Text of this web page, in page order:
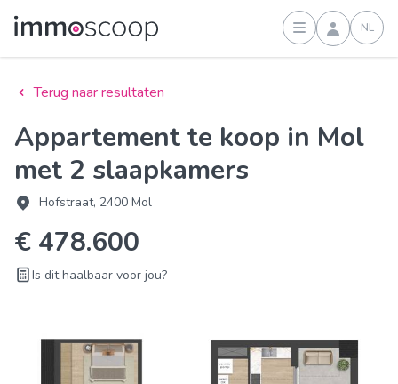
Inloggen
NL
Terug naar resultaten
Appartement te koop in Mol
met 2 slaapkamers
Hofstraat, 2400 Mol
€ 478.600
Is dit haalbaar voor jou?